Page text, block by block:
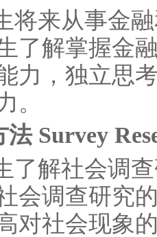
将来从事金
了解掌握金
力，独立思
。
Survey
了解社会调
会调查研究
对社会现象